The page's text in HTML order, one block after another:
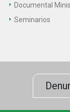
Documental
Seminarios